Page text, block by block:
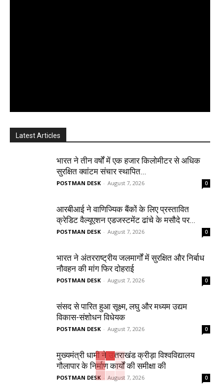
Latest Articles
भारत ने तीन वर्षों में एक हजार किलोमीटर से अधिक
सुरक्षित क्वांटम संचार स्थापित...
POSTMAN DESK - August 7, 2026 0
आरबीआई ने वाणिज्यिक बैंकों के लिए प्रस्तावित
क्रेडिट वैल्यूएशन एडजस्टमेंट ढांचे के मसौदे पर...
POSTMAN DESK - August 7, 2026 0
भारत ने अंतरराष्ट्रीय जलमार्गों में सुरक्षित और निर्बाध
नौवहन की मांग फिर दोहराई
POSTMAN DESK - August 7, 2026 0
संसद से पारित हुआ सूक्ष्म, लघु और मध्यम उद्यम
विकास-संशोधन विधेयक
POSTMAN DESK - August 7, 2026 0
मुख्यमंत्री धामी ने उत्तराखंड क्रीड़ा विश्वविद्यालय
गौलापार के निर्माण कार्यों की समीक्षा की
POSTMAN DESK - August 7, 2026 0